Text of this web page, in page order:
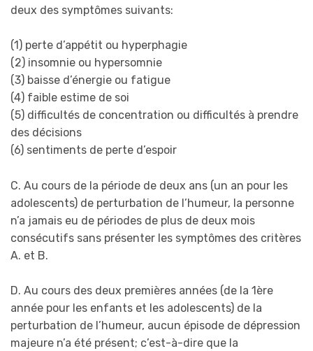
deux des symptômes suivants:
(1) perte d’appétit ou hyperphagie
(2) insomnie ou hypersomnie
(3) baisse d’énergie ou fatigue
(4) faible estime de soi
(5) difficultés de concentration ou difficultés à prendre
des décisions
(6) sentiments de perte d’espoir
C. Au cours de la période de deux ans (un an pour les
adolescents) de perturbation de l’humeur, la personne
n’a jamais eu de périodes de plus de deux mois
consécutifs sans présenter les symptômes des critères
A. et B.
D. Au cours des deux premières années (de la 1ère
année pour les enfants et les adolescents) de la
perturbation de l’humeur, aucun épisode de dépression
majeure n’a été présent; c’est-à-dire que la